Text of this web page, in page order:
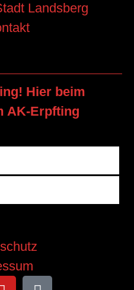
Landsberg
Hier beim
AK-Erpfting